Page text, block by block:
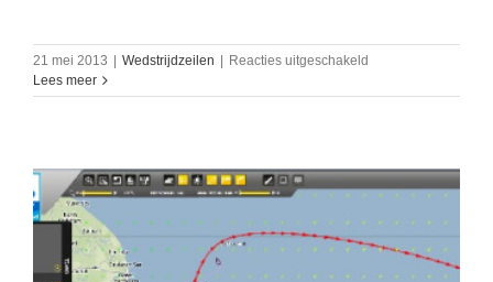
21 mei 2013 | Wedstrijdzeilen | Reacties uitgeschakeld
2013
Lees meer